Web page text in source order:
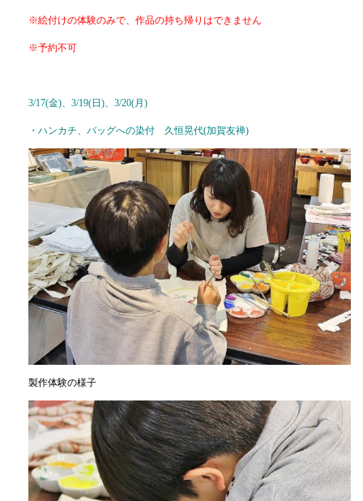
※絵付けの体験のみで、作品の持ち帰りはできません
※予約不可
3/17(金)、3/19(日)、3/20(月)
・ハンカチ、バッグへの染付 久恒晃代(加賀友禅)
製作体験の様子